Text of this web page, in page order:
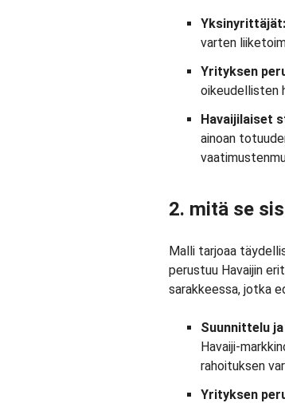
Yksinyrittäjät:
varten
Yrityksen
oikeudellisten
Havaijilaiset
ainoan
2. mitä se
Malli tarjoaa
perustuu Havaijin
sarakkeessa, jotka
Suunnittelu
Havaiji-
rahoituksen
Yrityksen